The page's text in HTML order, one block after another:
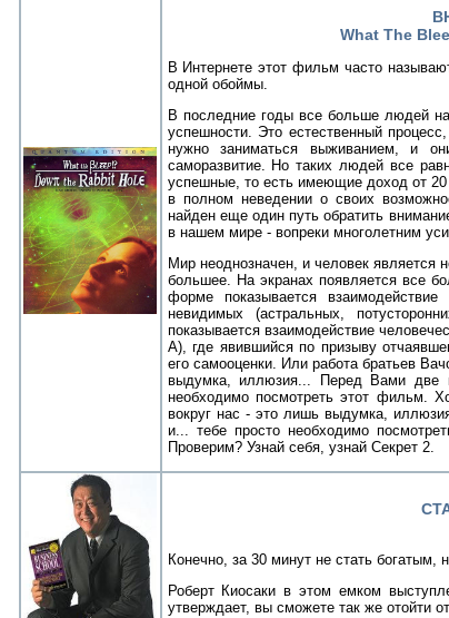
What The
В Интернете этот фильм часто
одной обоймы.
В последние годы все больше людей
успешности. Это естественный
нужно заниматься выживанием, и
саморазвитие. Но таких людей все
успешные, то есть имеющие доход от
в полном неведении о своих
найден еще один путь обратить
в нашем мире - вопреки многолетним
Мир неоднозначен, и человек является
большее. На экранах появляется все
форме показывается
невидимых (астральных,
показывается взаимодействие
A), где явившийся по призыву
его самооценки. Или работа братьев
выдумка, иллюзия... Перед Вами две
необходимо посмотреть этот фильм.
вокруг нас - это лишь выдумка,
и... тебе просто необходимо
Проверим? Узнай себя, узнай Секрет 2.
Конечно, за 30 минут не стать богатым,
Роберт Киосаки в этом емком
утверждает, вы сможете так же отойти